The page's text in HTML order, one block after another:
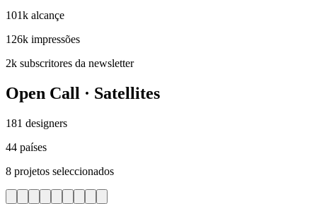
101k alcançe
126k impressões
2k subscritores da newsletter
Open Call · Satellites
181 designers
44 países
8 projetos seleccionados